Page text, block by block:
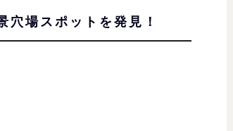
穴場スポットを発見！